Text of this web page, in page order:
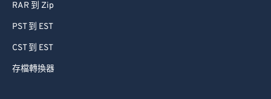
RAR 到 Zip
PST 到 EST
CST 到 EST
存檔轉換器